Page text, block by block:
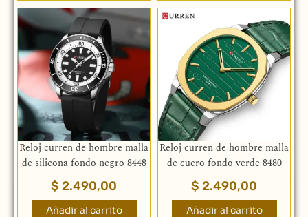
Reloj curren de hombre malla
de silicona fondo negro 8448
$ 2.490,00
Añadir al carrito
Reloj curren de hombre malla
de cuero fondo verde 8480
$ 2.490,00
Añadir al carrito